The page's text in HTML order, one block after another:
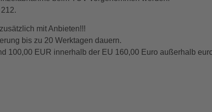
mit Anbieten!!!
bis zu 20 Werktagen dauern.
100,00 EUR innerhalb der EU 160,00 Euro außerhalb